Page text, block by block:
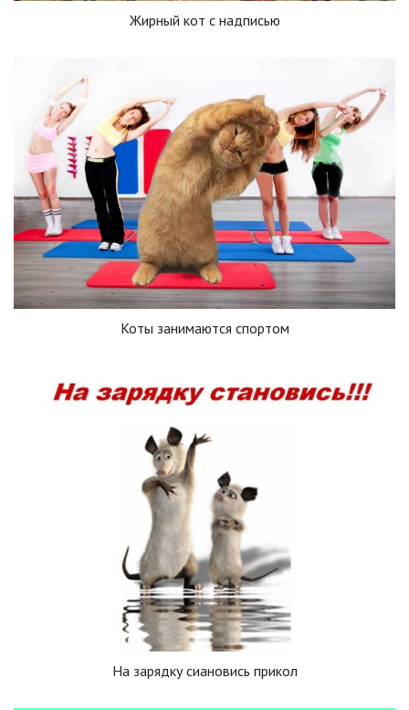
Жирный кот с надписью
Коты занимаются спортом
На зарядку сиановись прикол